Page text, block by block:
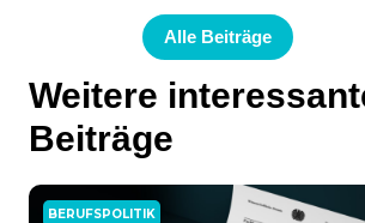
Alle Beiträge
Weitere
Beiträge
BERUFSPOLITIK